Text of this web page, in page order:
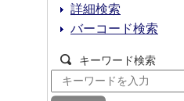
詳細検索
バーコード検索
キーワード検索